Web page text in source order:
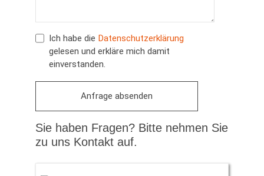
Ich habe die Datenschutzerklärung
gelesen und erkläre mich damit
einverstanden.
Sie haben Fragen? Bitte nehmen Sie
zu uns Kontakt auf.